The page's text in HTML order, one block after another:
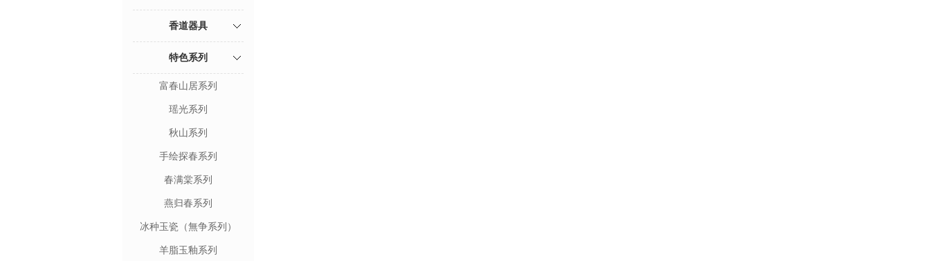
香道器具
特色系列
富春山居系列
瑶光系列
秋山系列
手绘探春系列
春满棠系列
燕归春系列
冰种玉瓷（無争系列）
羊脂玉釉系列